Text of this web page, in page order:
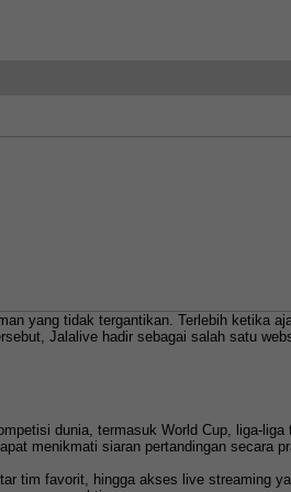
yang tidak tergantikan. Terlebih ketika
Jalalive hadir sebagai salah satu
dunia, termasuk World Cup, liga-
menikmati siaran pertandingan secara
tim favorit, hingga akses live streaming